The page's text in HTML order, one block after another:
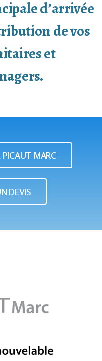
d’arrivée
de vos
et
PICAUT MARC
DEVIS